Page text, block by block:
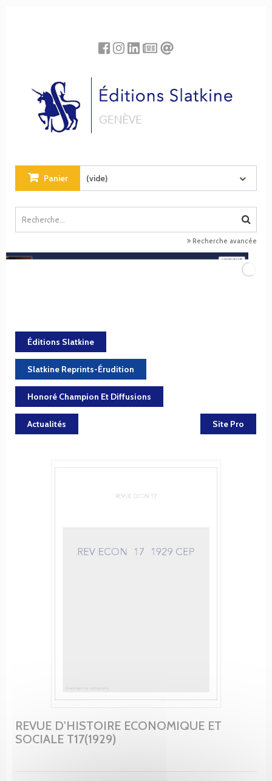
Panier (vide)
Recherche avancée
Éditions Slatkine
Slatkine Reprints-Érudition
Honoré Champion Et Diffusions
Actualités Site Pro
REVUE D'HISTOIRE ECONOMIQUE ET
SOCIALE T17(1929)